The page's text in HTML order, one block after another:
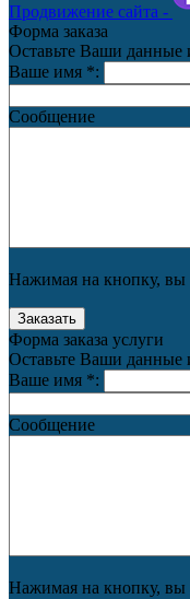
Продвижение сайта -
Форма заказа
Оставьте Ваши
Ваше имя *:
Сообщение
Нажимая на кнопку, вы
Форма заказа услуги
Оставьте Ваши
Ваше имя *:
Сообщение
Нажимая на кнопку, вы